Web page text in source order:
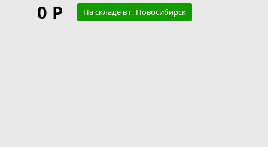
0 Р На складе в г. Новосибирск